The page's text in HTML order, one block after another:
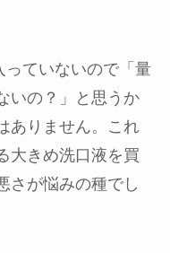
っていないので「量
いの？」と思うか
ありません。これ
大きめ洗口液を買
さが悩みの種でし